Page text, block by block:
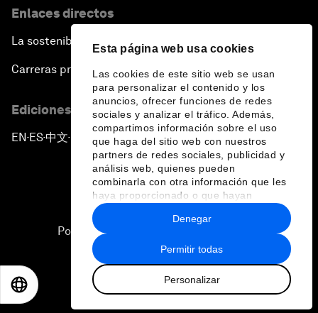
Esta página web usa cookies
Las cookies de este sitio web se usan
para personalizar el contenido y los
anuncios, ofrecer funciones de redes
sociales y analizar el tráfico. Además,
compartimos información sobre el uso
que haga del sitio web con nuestros
partners de redes sociales, publicidad y
análisis web, quienes pueden
combinarla con otra información que les
haya proporcionado o que hayan
recopilado a partir del uso que haya
hecho de sus servicios.
Permitir todas
Personalizar
Denegar
Enlaces directos
La sostenibilidad en el Foro
Carreras profesionales
Ediciones en otros idiomas
EN ▪ES▪中文▪ 日本語
Política de privacidad y normas de uso
Sitemap
2026 Foro Económico Mundial